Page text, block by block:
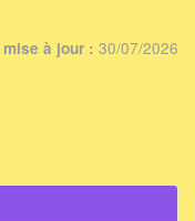
à jour : 30/07/2026